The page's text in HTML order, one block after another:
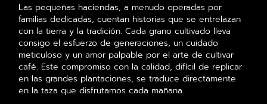
Las pequeñas haciendas, a menudo operadas por
familias dedicadas, cuentan historias que se entrelazan
con la tierra y la tradición. Cada grano cultivado lleva
consigo el esfuerzo de generaciones, un cuidado
meticuloso y un amor palpable por el arte de cultivar
café. Este compromiso con la calidad, difícil de replicar
en las grandes plantaciones, se traduce directamente
en la taza que disfrutamos cada mañana.